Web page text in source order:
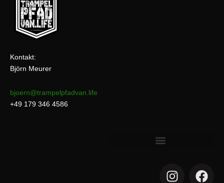
Kontakt:
Björn Meurer
bjoern@trampelpfadvan.life
+49 179 346 4586
I
F